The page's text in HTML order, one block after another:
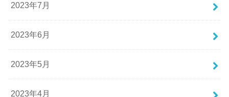
2023年7月
2023年6月
2023年5月
2023年4月